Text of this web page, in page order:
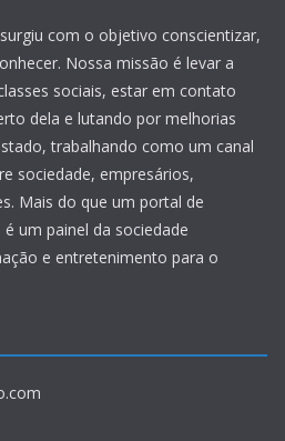
surgiu com o objetivo conscientizar,
Nossa missão é levar a
sociais, estar em contato
dela e lutando por melhorias
trabalhando como um canal
sociedade, empresários,
Mais do que um portal de
um painel da sociedade
e entretenimento para o